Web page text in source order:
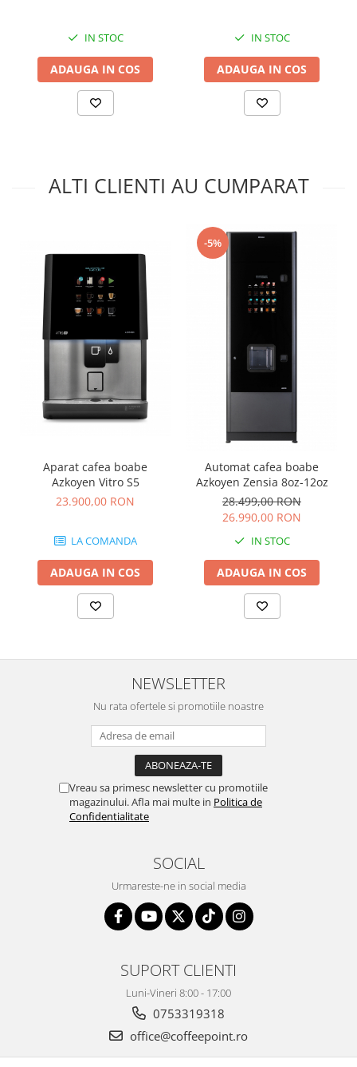
IN STOC
ADAUGA IN COS
IN STOC
ADAUGA IN COS
ALTI CLIENTI AU CUMPARAT
Aparat cafea boabe
Azkoyen Vitro S5
23.900,00 RON
LA COMANDA
ADAUGA IN COS
-5%
Automat cafea boabe
Azkoyen Zensia 8oz-12oz
28.499,00 RON
26.990,00 RON
IN STOC
ADAUGA IN COS
NEWSLETTER
Nu rata ofertele si promotiile noastre
Vreau sa primesc newsletter cu promotiile
magazinului. Afla mai multe in Politica de
Confidentialitate
SOCIAL
Urmareste-ne in social media
SUPORT CLIENTI
Luni-Vineri 8:00 - 17:00
0753319318
office@coffeepoint.ro